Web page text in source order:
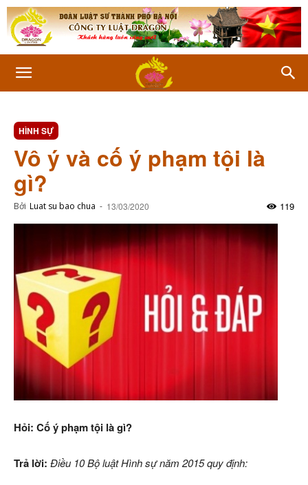
HÌNH SỰ
Vô ý và cố ý phạm tội là
gì?
Bởi Luat su bao chua - 13/03/2020 119
Hỏi: Cố ý phạm tội là gì?
Trả lời: Điều 10 Bộ luật Hình sự năm 2015 quy định: